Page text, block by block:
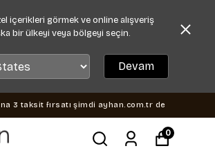
içerikleri görmek ve online alışveriş
bir ülkeyi veya bölgeyi seçin.
Devam
3 taksit fırsatı şimdi ayhan.com.tr de
0